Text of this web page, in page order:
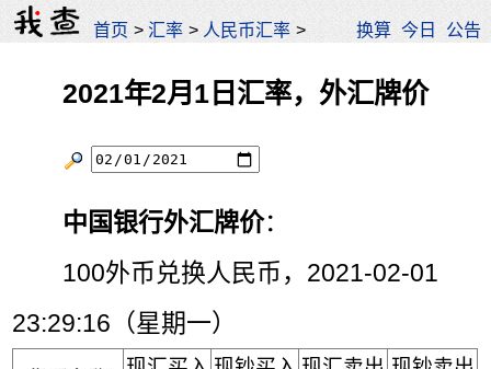
首页 >汇率 > 人民币汇率 > 换算 今日 公告
2021年2月1日汇率，外汇牌价
中国银行外汇牌价：
100外币兑换人民币，2021-02-01
23:29:16（星期一）